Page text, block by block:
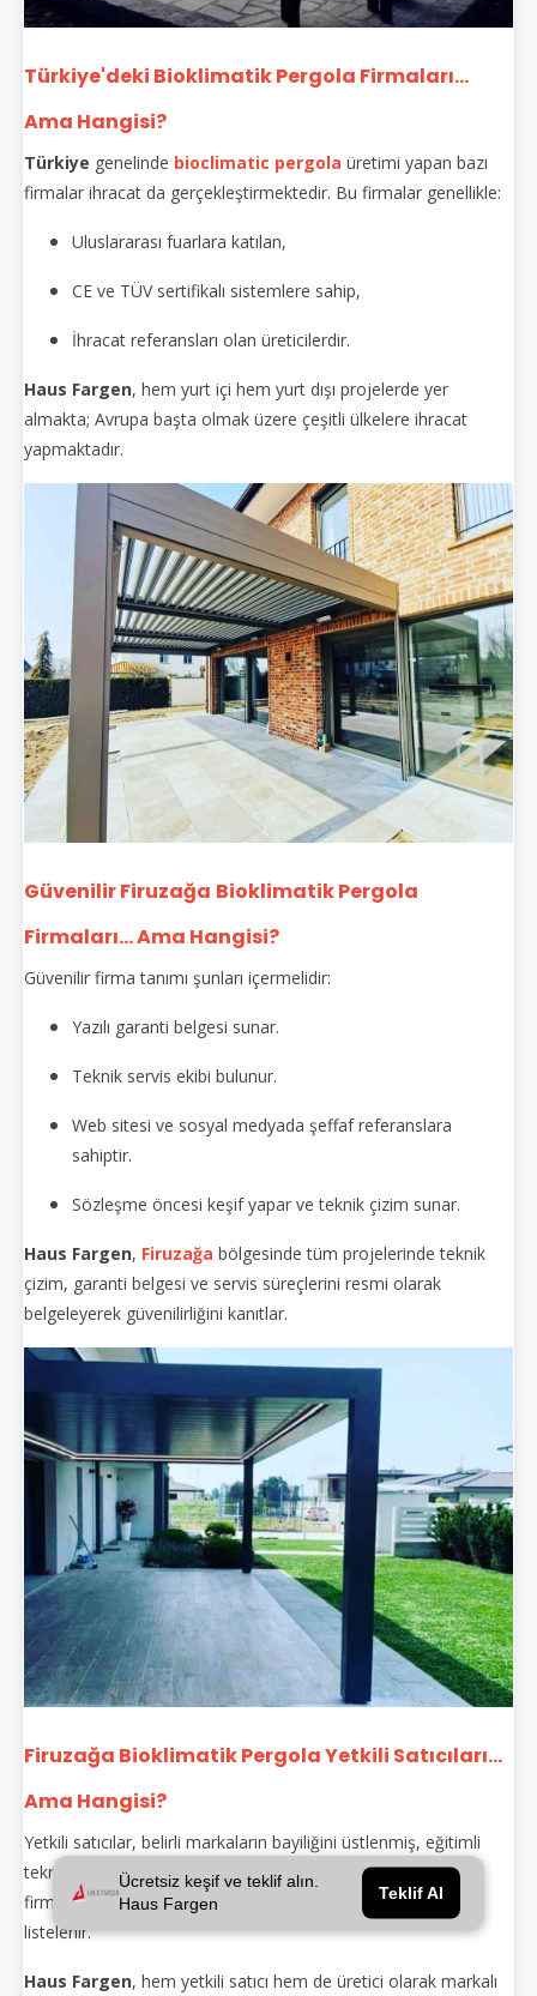
Ücretsiz keşif ve teklif alın.
Haus Fargen
Teklif Al
Türkiye'deki Bioklimatik Pergola Firmaları...
Ama Hangisi?
Türkiye genelinde bioclimatic pergola üretimi yapan bazı
firmalar ihracat da gerçekleştirmektedir. Bu firmalar genellikle:
Uluslararası fuarlara katılan,
CE ve TÜV sertifikalı sistemlere sahip,
İhracat referansları olan üreticilerdir.
Haus Fargen, hem yurt içi hem yurt dışı projelerde yer
almakta; Avrupa başta olmak üzere çeşitli ülkelere ihracat
yapmaktadır.
Güvenilir Firuzağa Bioklimatik Pergola
Firmaları... Ama Hangisi?
Güvenilir firma tanımı şunları içermelidir:
Yazılı garanti belgesi sunar.
Teknik servis ekibi bulunur.
Web sitesi ve sosyal medyada şeffaf referanslara
sahiptir.
Sözleşme öncesi keşif yapar ve teknik çizim sunar.
Haus Fargen, Firuzağa bölgesinde tüm projelerinde teknik
çizim, garanti belgesi ve servis süreçlerini resmi olarak
belgeleyerek güvenilirliğini kanıtlar.
Firuzağa Bioklimatik Pergola Yetkili Satıcıları...
Ama Hangisi?
Yetkili satıcılar, belirli markaların bayiliğini üstlenmiş, eğitimli
teknik personeli olan ve orijinal ürünle montaj yapan
firmalardır. Yetkili satıcılar genellikle markanın sitesinde
listelenir.
Haus Fargen, hem yetkili satıcı hem de üretici olarak markalı